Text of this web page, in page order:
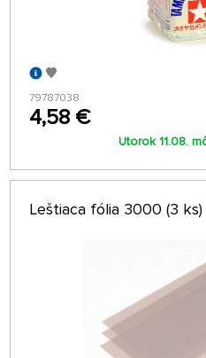
79787038
4,58 €
Utorok 11.08.
Leštiaca fólia 3000 (3 ks)